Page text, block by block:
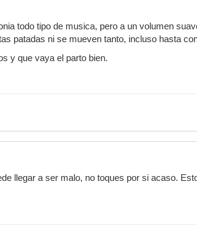
todo tipo de musica, pero a un volumen
patadas ni se mueven tanto, incluso hasta
y que vaya el parto bien.
llegar a ser malo, no toques por si acaso.